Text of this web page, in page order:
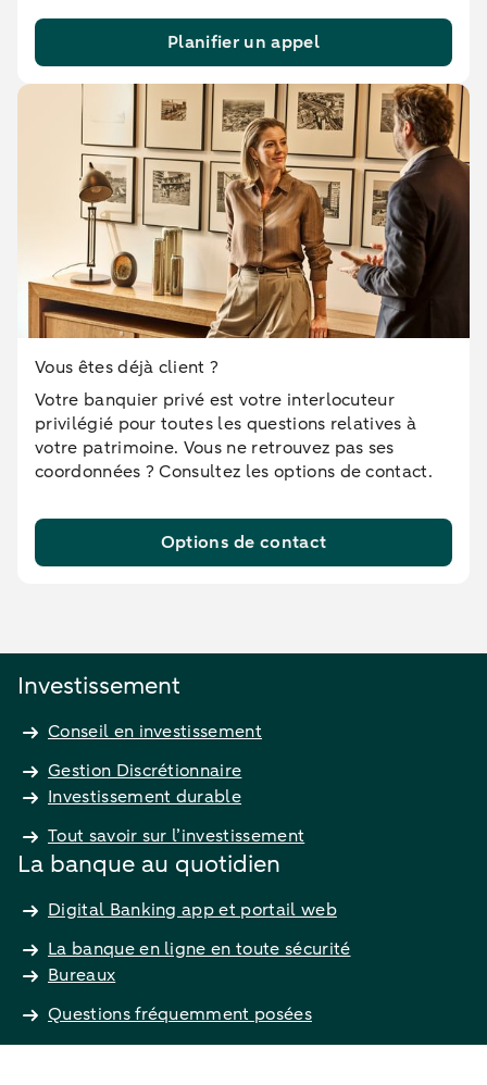
Planifier un appel
Vous êtes déjà client ?
Votre banquier privé est votre interlocuteur
privilégié pour toutes les questions relatives à
votre patrimoine. Vous ne retrouvez pas ses
coordonnées ? Consultez les options de contact.
Options de contact
Investissement
Conseil en investissement
Gestion Discrétionnaire
Investissement durable
Tout savoir sur l’investissement
La banque au quotidien
Digital Banking app et portail web
La banque en ligne en toute sécurité
Bureaux
Questions fréquemment posées